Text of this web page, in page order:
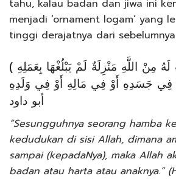
tahu, kalau badan dan jiwa ini
menjadi ‘ornament logam’ yang
tinggi derajatnya dari
( إِنَّ الْعَبْدَ إِذَا سَبَقَتْ لَهُ مِنْ اللَّهِ مَنْزِلَةٌ لَمْ يَبْلُغْهَا بِعَمَلِهِ
فِي جَسَدِهِ أَوْ فِي مَالِهِ أَوْ فِي وَلَدِهِ ) رواه
أبو داود
“Sesungguhnya seorang hamba
kedudukan di sisi Allah, dimana
sampai (kepadaNya), maka Allah
badan atau harta atau anaknya.”